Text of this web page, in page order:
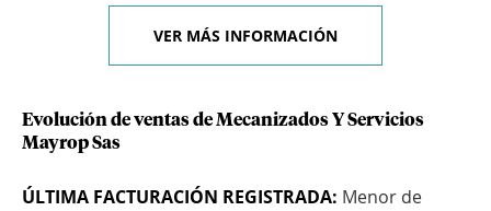
VER MÁS INFORMACIÓN
Evolución de ventas de Mecanizados Y Servicios
Mayrop Sas
ÚLTIMA FACTURACIÓN REGISTRADA: Menor de